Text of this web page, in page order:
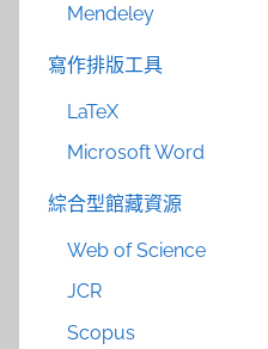
Mendeley
寫作排版工具
LaTeX
Microsoft Word
綜合型館藏資源
Web of Science
JCR
Scopus